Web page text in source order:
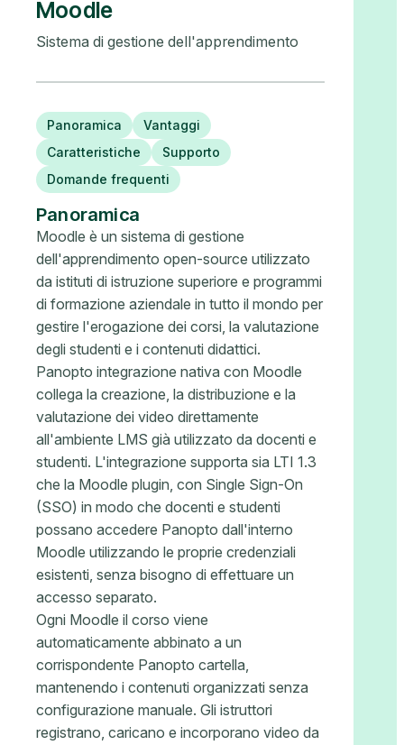
Moodle
Sistema di gestione dell'apprendimento
Panoramica
Vantaggi
Caratteristiche
Supporto
Domande frequenti
Panoramica
Moodle è un sistema di gestione
dell'apprendimento open-source utilizzato
da istituti di istruzione superiore e programmi
di formazione aziendale in tutto il mondo per
gestire l'erogazione dei corsi, la valutazione
degli studenti e i contenuti didattici.
Panopto integrazione nativa con Moodle
collega la creazione, la distribuzione e la
valutazione dei video direttamente
all'ambiente LMS già utilizzato da docenti e
studenti. L'integrazione supporta sia LTI 1.3
che la Moodle plugin, con Single Sign-On
(SSO) in modo che docenti e studenti
possano accedere Panopto dall'interno
Moodle utilizzando le proprie credenziali
esistenti, senza bisogno di effettuare un
accesso separato.
Ogni Moodle il corso viene
automaticamente abbinato a un
corrispondente Panopto cartella,
mantenendo i contenuti organizzati senza
configurazione manuale. Gli istruttori
registrano, caricano e incorporano video da